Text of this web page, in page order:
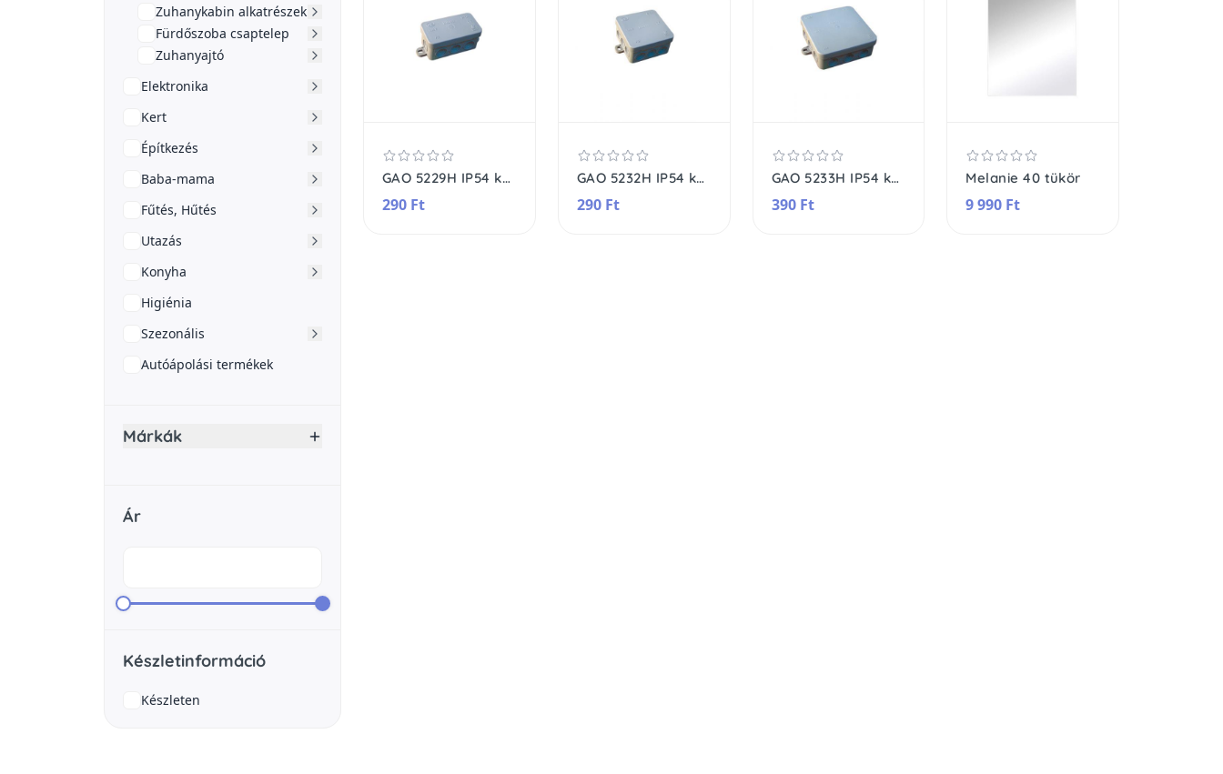
Zuhanykabin alkatrészek
Fürdőszoba csaptelep
Zuhanyajtó
Elektronika
Kert
Építkezés
Baba-mama
Fűtés, Hűtés
Utazás
Konyha
Higiénia
Szezonális
Autóápolási termékek
Márkák
Ár
Készletinformáció
Készleten
GAO 5229H IP54 kötődoboz, 75 x 45 mm, falon kívüli, vízmentes, szürke
290 Ft
GAO 5232H IP54 kötődoboz, 75 x 75 mm, falon kívüli, vízmentes, szürke
290 Ft
GAO 5233H IP54 kötődoboz, 100 x 100 mm, falon kívüli, vízmentes, szürke
390 Ft
Melanie 40 tükör
9 990 Ft